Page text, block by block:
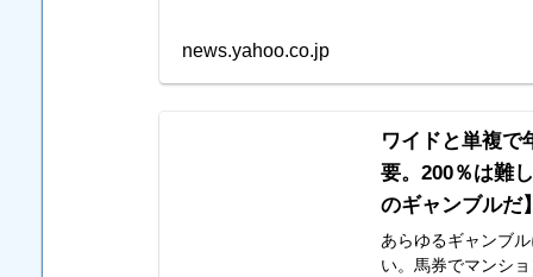
news.yahoo.co.jp
ワイドと単複で
要。200％は難
のギャンブルだ
あらゆるギャンブ
い。馬券でマンシ